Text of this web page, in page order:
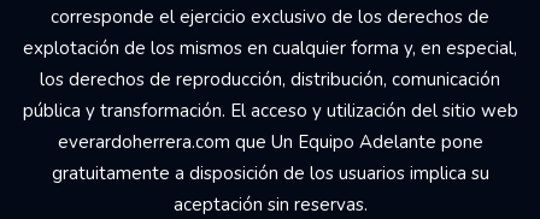
corresponde el ejercicio exclusivo de los derechos de
explotación de los mismos en cualquier forma y, en especial,
los derechos de reproducción, distribución, comunicación
pública y transformación. El acceso y utilización del sitio web
everardoherrera.com que Un Equipo Adelante pone
gratuitamente a disposición de los usuarios implica su
aceptación sin reservas.